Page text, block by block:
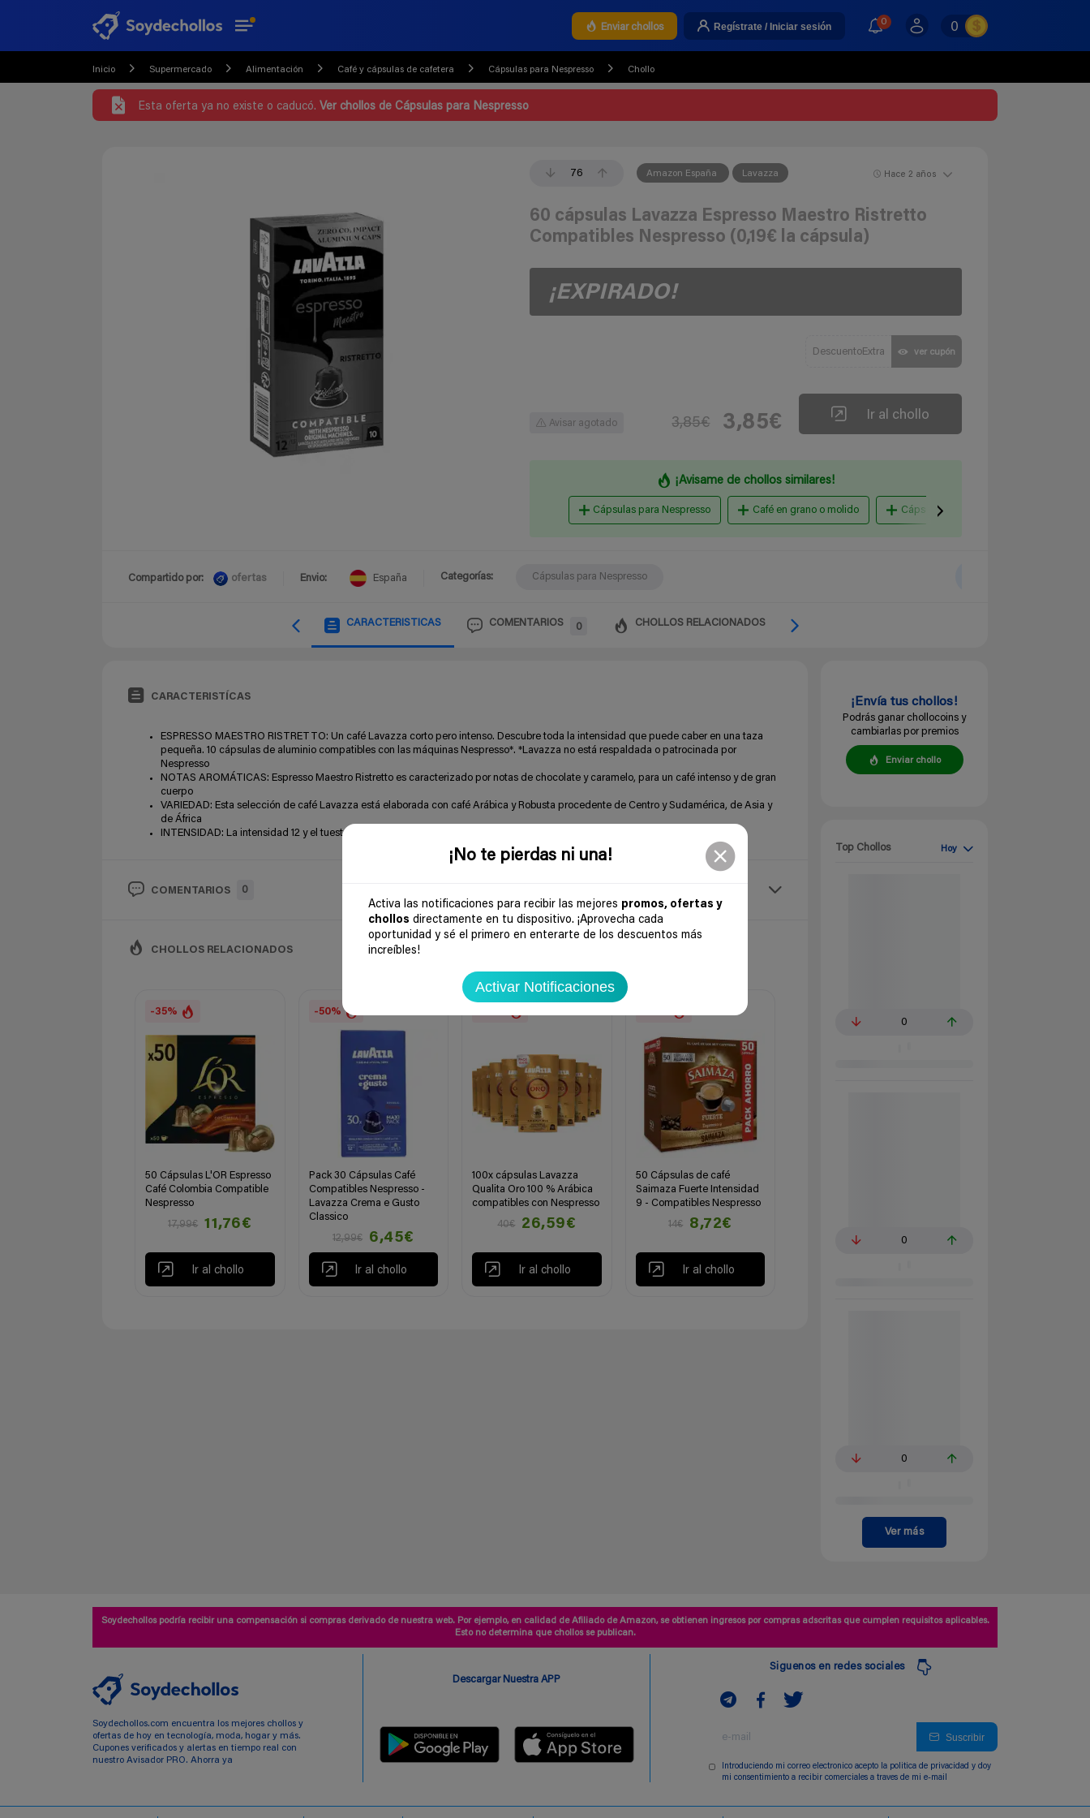
¡No te pierdas ni una!
Activa las notificaciones para recibir las mejores promos, ofertas y
chollos directamente en tu dispositivo. ¡Aprovecha cada
oportunidad y sé el primero en enterarte de los descuentos más
increíbles!
Activar Notificaciones
Enviar chollos Regístrate / Iniciar sesión 0 0
Inicio Supermercado Alimentación Café y cápsulas de cafetera Cápsulas para Nespresso Chollo
Esta oferta ya no existe o caducó. Ver chollos de Cápsulas para Nespresso
76 Amazon España Lavazza Hace 2 años
60 cápsulas Lavazza Espresso Maestro Ristretto
Compatibles Nespresso (0,19€ la cápsula)
¡EXPIRADO!
DescuentoExtra ver cupón
Avisar agotado 3,85€ 3,85€ Ir al chollo
¡Avisame de chollos similares!
Cápsulas para Nespresso Café en grano o molido Cápsulas para Dolce Gusto
Compartido por: ofertas Envio: España Categorías: Cápsulas para Nespresso
CARACTERISTICAS COMENTARIOS 0 CHOLLOS RELACIONADOS
CARACTERISTÍCAS
ESPRESSO MAESTRO RISTRETTO: Un café Lavazza corto pero intenso. Descubre toda la intensidad que puede caber en una taza
pequeña. 10 cápsulas de aluminio compatibles con las máquinas Nespresso*. *Lavazza no está respaldada o patrocinada por
Nespresso
NOTAS AROMÁTICAS: Espresso Maestro Ristretto es caracterizado por notas de chocolate y caramelo, para un café intenso y de gran
cuerpo
VARIEDAD: Esta selección de café Lavazza está elaborada con café Arábica y Robusta procedente de Centro y Sudamérica, de Asia y
de África
INTENSIDAD: La intensidad 12 y el tueste oscuro brindan un sabor equilibrado a este café, para un espresso ristretto de 25 ml
COMENTARIOS 0
CHOLLOS RELACIONADOS
-35%
50 Cápsulas L'OR Espresso
Café Colombia Compatible
Nespresso
17,99€
11,76€
Ir al chollo
-50%
Pack 30 Cápsulas Café
Compatibles Nespresso -
Lavazza Crema e Gusto
Classico
12,99€
6,45€
Ir al chollo
100x cápsulas Lavazza
Qualita Oro 100 % Arábica
compatibles con Nespresso
40€
26,59€
Ir al chollo
50 Cápsulas de café
Saimaza Fuerte Intensidad
9 - Compatibles Nespresso
14€
8,72€
Ir al chollo
¡Envía tus chollos!
Podrás ganar chollocoins y
cambiarlas por premios
Enviar chollo
Top Chollos Hoy
0
0
0
Ver más
Soydechollos podría recibir una compensación si compras derivado de nuestra web. Por ejemplo, en calidad de Afiliado de Amazon, se obtienen ingresos por compras adscritas que cumplen requisitos aplicables.
Esto no determina que chollos se publican.
Soydechollos.com encuentra los mejores chollos y
ofertas de hoy en tecnología, moda, hogar y más.
Cupones verificados y alertas en tiempo real con
nuestro Avisador PRO. Ahorra ya
Descargar Nuestra APP
Siguenos en redes sociales
Suscribir
Introduciendo mi correo electronico acepto la politica de privacidad y doy
mi consentimiento a recibir comerciales a traves de mi e-mail